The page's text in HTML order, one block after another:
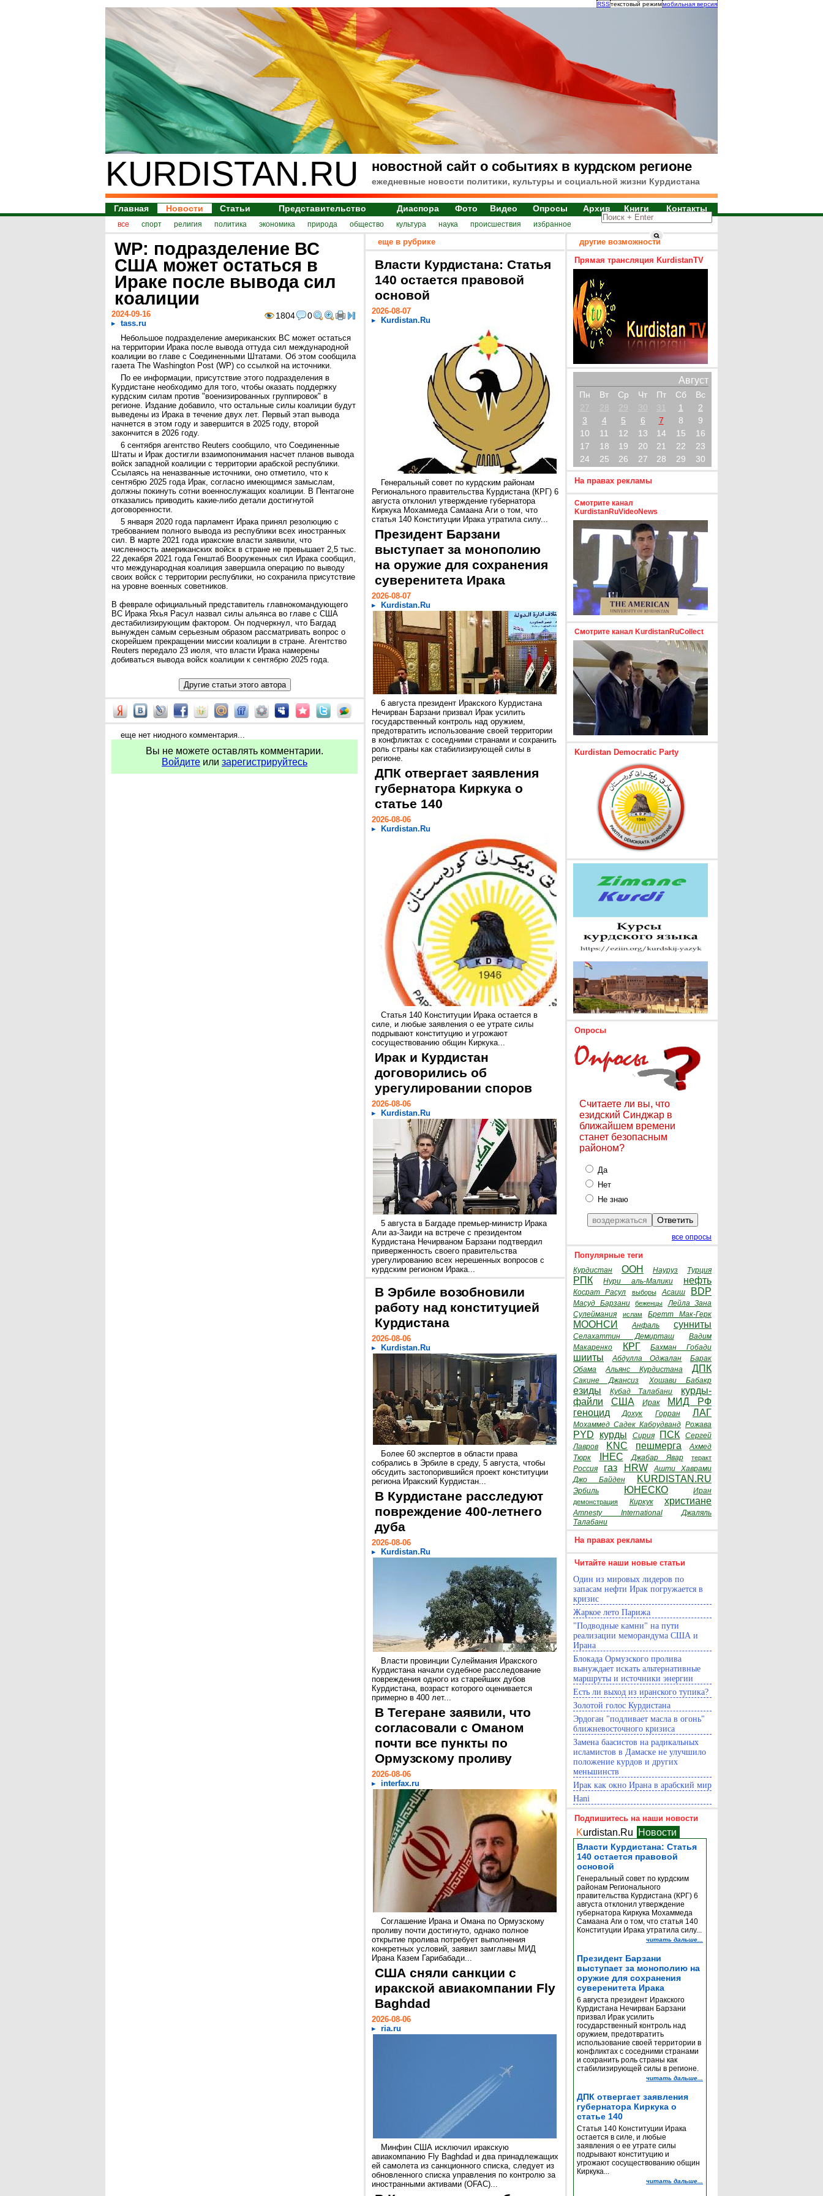
RSSтекстовый режиммобильная версия
KURDISTAN.RU новостной сайт о событиях в курдском регионе
ежедневные новости политики, культуры и социальной жизни Курдистана
Главная Новости Статьи Представительство Диаспора Фото Видео Опросы Архив Книги Контакты
все спорт религия политика экономика природа общество культура наука происшествия избранное
WP: подразделение ВС
США может остаться в
Ираке после вывода сил
коалиции
1804 0
2024-09-16
tass.ru
Небольшое подразделение американских ВС может остаться
на территории Ирака после вывода оттуда сил международной
коалиции во главе с Соединенными Штатами. Об этом сообщила
газета The Washington Post (WP) со ссылкой на источники.
По ее информации, присутствие этого подразделения в
Курдистане необходимо для того, чтобы оказать поддержку
курдским силам против "военизированных группировок" в
регионе. Издание добавило, что остальные силы коалиции будут
выведены из Ирака в течение двух лет. Первый этап вывода
начнется в этом году и завершится в 2025 году, второй
закончится в 2026 году.
6 сентября агентство Reuters сообщило, что Соединенные
Штаты и Ирак достигли взаимопонимания насчет планов вывода
войск западной коалиции с территории арабской республики.
Ссылаясь на неназванные источники, оно отметило, что к
сентябрю 2025 года Ирак, согласно имеющимся замыслам,
должны покинуть сотни военнослужащих коалиции. В Пентагоне
отказались приводить какие-либо детали достигнутой
договоренности.
5 января 2020 года парламент Ирака принял резолюцию с
требованием полного вывода из республики всех иностранных
сил. В марте 2021 года иракские власти заявили, что
численность американских войск в стране не превышает 2,5 тыс.
22 декабря 2021 года Генштаб Вооруженных сил Ирака сообщил,
что международная коалиция завершила операцию по выводу
своих войск с территории республики, но сохранила присутствие
на уровне военных советников.
В феврале официальный представитель главнокомандующего
ВС Ирака Яхья Расул назвал силы альянса во главе с США
дестабилизирующим фактором. Он подчеркнул, что Багдад
вынужден самым серьезным образом рассматривать вопрос о
скорейшем прекращении миссии коалиции в стране. Агентство
Reuters передало 23 июля, что власти Ирака намерены
добиваться вывода войск коалиции к сентябрю 2025 года.
еще нет ниодного комментария...
Вы не можете оставлять комментарии.
Войдите или зарегистрируйтесь
еще в рубрике
Власти Курдистана: Статья
140 остается правовой
основой
2026-08-07
Kurdistan.Ru
Генеральный совет по курдским районам
Регионального правительства Курдистана (КРГ) 6
августа отклонил утверждение губернатора
Киркука Мохаммеда Самаана Аги о том, что
статья 140 Конституции Ирака утратила силу...
Президент Барзани
выступает за монополию
на оружие для сохранения
суверенитета Ирака
2026-08-07
Kurdistan.Ru
6 августа президент Иракского Курдистана
Нечирван Барзани призвал Ирак усилить
государственный контроль над оружием,
предотвратить использование своей территории
в конфликтах с соседними странами и сохранить
роль страны как стабилизирующей силы в
регионе.
ДПК отвергает заявления
губернатора Киркука о
статье 140
2026-08-06
Kurdistan.Ru
Статья 140 Конституции Ирака остается в
силе, и любые заявления о ее утрате силы
подрывают конституцию и угрожают
сосуществованию общин Киркука...
Ирак и Курдистан
договорились об
урегулировании споров
2026-08-06
Kurdistan.Ru
5 августа в Багдаде премьер-министр Ирака
Али аз-Заиди на встрече с президентом
Курдистана Нечирваном Барзани подтвердил
приверженность своего правительства
урегулированию всех нерешенных вопросов с
курдским регионом Ирака...
В Эрбиле возобновили
работу над конституцией
Курдистана
2026-08-06
Kurdistan.Ru
Более 60 экспертов в области права
собрались в Эрбиле в среду, 5 августа, чтобы
обсудить застопорившийся проект конституции
региона Иракский Курдистан...
В Курдистане расследуют
повреждение 400-летнего
дуба
2026-08-06
Kurdistan.Ru
Власти провинции Сулеймания Иракского
Курдистана начали судебное расследование
повреждения одного из старейших дубов
Курдистана, возраст которого оценивается
примерно в 400 лет...
В Тегеране заявили, что
согласовали с Оманом
почти все пункты по
Ормузскому проливу
2026-08-06
interfax.ru
Соглашение Ирана и Омана по Ормузскому
проливу почти достигнуто, однако полное
открытие пролива потребует выполнения
конкретных условий, заявил замглавы МИД
Ирана Казем Гарибабади...
США сняли санкции с
иракской авиакомпании Fly
Baghdad
2026-08-06
ria.ru
Минфин США исключил иракскую
авиакомпанию Fly Baghdad и два принадлежащих
ей самолета из санкционного списка, следует из
обновленного списка управления по контролю за
иностранными активами (OFAC)...
другие возможности
Прямая трансляция KurdistanTV
Август
Пн Вт Ср Чт Пт Сб
Вс
27
28 29 30 31 1
2
3
4 5 6 7 8
9
10
11 12 13 14 15
16
17
18 19 20 21 22
23
24
25 26 27 28 29 30
На правах рекламы
Смотрите канал
KurdistanRuVideoNews
Смотрите канал KurdistanRuCollect
Kurdistan Democratic Party
Опросы
Считаете ли вы, что
езидский Синджар в
ближайшем времени
станет безопасным
районом?
Да
Нет
Не знаю
все опросы
Популярные теги
Курдистан ООН Науруз Турция
РПК Нури аль-Малики нефть
Косрат Расул выборы Асаиш BDP
Масуд Барзани беженцы
Лейла Зана
Сулеймания
ислам Бретт Мак-Герк
МООНСИ Анфаль сунниты
Селахаттин Демирташ
Вадим
Макаренко
КРГ Бахман Гобади
шииты Абдулла Оджалан
Барак
Обама
Альянс Курдистана ДПК
Сакине Джансиз Хошави Бабакр
езиды Кубад Талабани
курды-
файли
США Ирак
МИД РФ
геноцид
Дохук Горран ЛАГ
Мохаммед Садек Кабоудванд Рожава
PYD курды Сирия ПСК
Сергей
Лавров
KNC пешмерга
Ахмед
Тюрк
IHEC Джабар Явар теракт
Россия газ HRW
Ашти Хаврами
Джо Байден
KURDISTAN.RU
Эрбиль ЮНЕСКО Иран
демонстрация Киркук христиане
Amnesty International
Джаляль
Талабани
На правах рекламы
Читайте наши новые статьи
Один из мировых лидеров по
запасам нефти Ирак погружается в
кризис
Жаркое лето Парижа
"Подводные камни" на пути
реализации меморандума США и
Ирана
Блокада Ормузского пролива
вынуждает искать альтернативные
маршруты и источники энергии
Есть ли выход из иранского тупика?
Золотой голос Курдистана
Эрдоган "подливает масла в огонь"
ближневосточного кризиса
Замена баасистов на радикальных
исламистов в Дамаске не улучшило
положение курдов и других
меньшинств
Ирак как окно Ирана в арабский мир
Hani
Подпишитесь на наши новости
Kurdistan.Ru Новости
Власти Курдистана: Статья
140 остается правовой
основой
Генеральный совет по курдским
районам Регионального
правительства Курдистана (КРГ) 6
августа отклонил утверждение
губернатора Киркука Мохаммеда
Самаана Аги о том, что статья 140
Конституции Ирака утратила силу...
читать дальше...
Президент Барзани
выступает за монополию на
оружие для сохранения
суверенитета Ирака
6 августа президент Иракского
Курдистана Нечирван Барзани
призвал Ирак усилить
государственный контроль над
оружием, предотвратить
использование своей территории в
конфликтах с соседними странами
и сохранить роль страны как
стабилизирующей силы в регионе.
читать дальше...
ДПК отвергает заявления
губернатора Киркука о
статье 140
Статья 140 Конституции Ирака
остается в силе, и любые
заявления о ее утрате силы
подрывают конституцию и
угрожают сосуществованию общин
Киркука...
читать дальше...